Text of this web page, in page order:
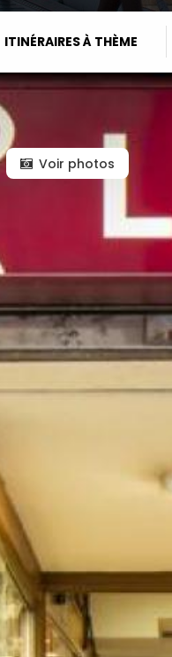
ITINÉRAIRES À THÈME
Voir photos